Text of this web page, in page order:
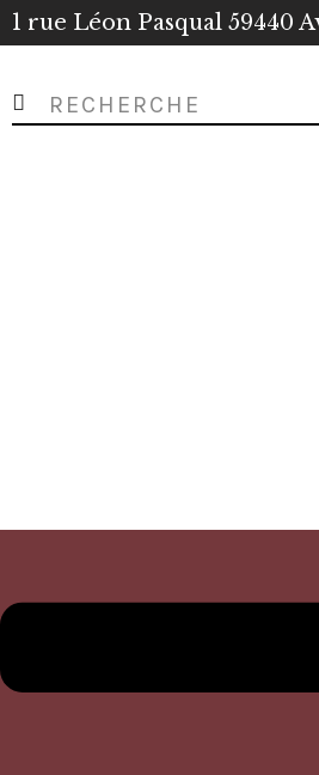
1 rue Léon Pasqual 59440